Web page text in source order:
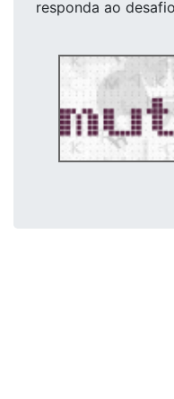
responda ao